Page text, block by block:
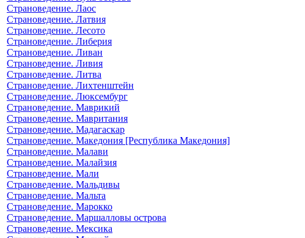
Страноведение. Лаос
Страноведение. Латвия
Страноведение. Лесото
Страноведение. Либерия
Страноведение. Ливан
Страноведение. Ливия
Страноведение. Литва
Страноведение. Лихтенштейн
Страноведение. Люксембург
Страноведение. Маврикий
Страноведение. Мавритания
Страноведение. Мадагаскар
Страноведение. Македония [Республика Македония]
Страноведение. Малави
Страноведение. Малайзия
Страноведение. Мали
Страноведение. Мальдивы
Страноведение. Мальта
Страноведение. Марокко
Страноведение. Маршалловы острова
Страноведение. Мексика